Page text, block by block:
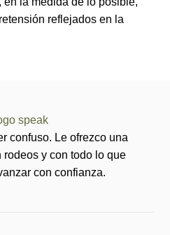
reflejados en la
confuso. Le ofrezco una
rodeos y con todo lo que
con confianza.